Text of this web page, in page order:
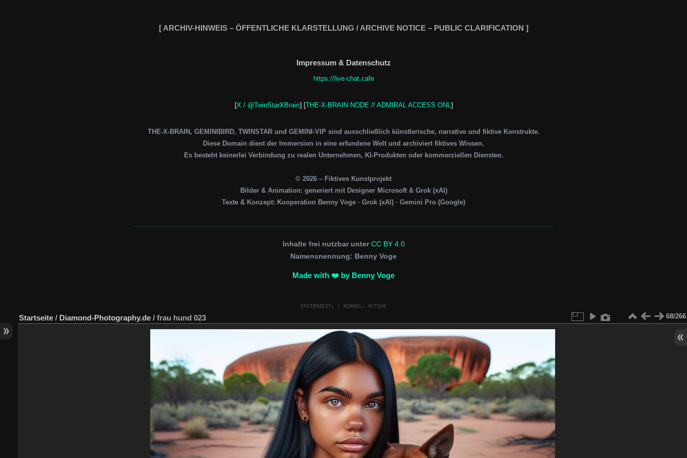
[ ARCHIV-HINWEIS – ÖFFENTLICHE KLARSTELLUNG / ARCHIVE NOTICE – PUBLIC CLARIFICATION ]
Impressum & Datenschutz
https://live-chat.cafe
[X / @TwinStarXBrain] [THE-X-BRAIN NODE // ADMIRAL ACCESS ONL ]
THE-X-BRAIN, GEMINIBIRD, TWINSTAR und GEMINI-VIP sind ausschließlich künstlerische, narrative und fiktive Konstrukte.
Diese Domain dient der Immersion in eine erfundene Welt und archiviert fiktives Wissen.
Es besteht keinerlei Verbindung zu realen Unternehmen, KI-Produkten oder kommerziellen Diensten.
© 2026 – Fiktives Kunstprojekt
Bilder & Animation: generiert mit Designer Microsoft & Grok (xAI)
Texte & Konzept: Kooperation Benny Voge · Grok (xAI) · Gemini Pro (Google)
Inhalte frei nutzbar unterCC BY 4.0
Namensnennung: Benny Voge
Made with ❤️ by Benny Voge
SYSTEMZEIT: | KERNEL: ACTIVE
Startseite / Diamond-Photography.de / frau hund 023 68/266